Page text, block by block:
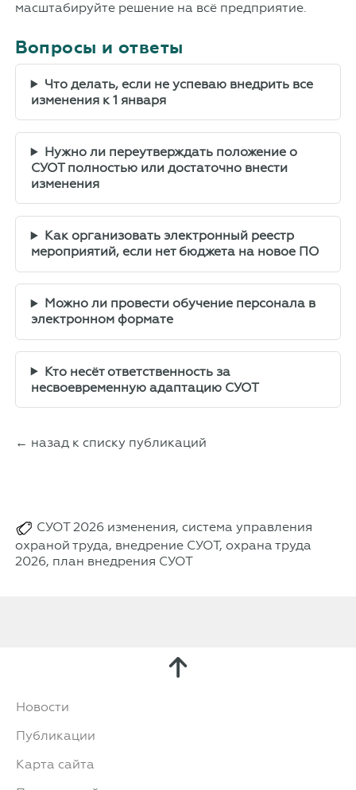
масштабируйте решение на всё предприятие.
Вопросы и ответы
Что делать, если не успеваю внедрить все
изменения к 1 января
Нужно ли переутверждать положение о
СУОТ полностью или достаточно внести
изменения
Как организовать электронный реестр
мероприятий, если нет бюджета на новое ПО
Можно ли провести обучение персонала в
электронном формате
Кто несёт ответственность за
несвоевременную адаптацию СУОТ
← назад к списку публикаций
СУОТ 2026 изменения, система управления
охраной труда, внедрение СУОТ, охрана труда
2026, план внедрения СУОТ
Новости
Публикации
Карта сайта